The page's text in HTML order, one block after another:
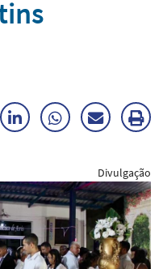
LinkedInWhatsApp
Enviar
E-
mail
Divulgação